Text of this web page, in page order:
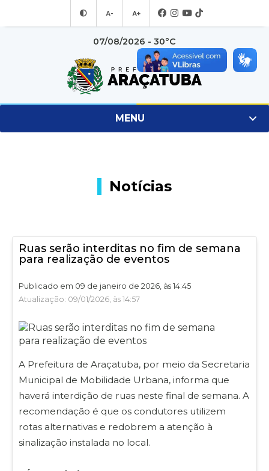
A- A+
07/08/2026 - 30°C
MENU
Notícias
Ruas serão interditas no fim de semana
para realização de eventos
Publicado em 09 de janeiro de 2026, às 14:45
Atualização: 09/01/2026, às 14:57
A Prefeitura de Araçatuba, por meio da Secretaria
Municipal de Mobilidade Urbana, informa que
haverá interdição de ruas neste final de semana. A
recomendação é que os condutores utilizem
rotas alternativas e redobrem a atenção à
sinalização instalada no local.